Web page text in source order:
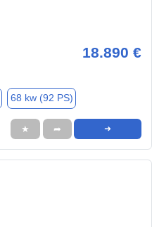
18.890 €
68 kw (92 PS)
★ ➦ ➜